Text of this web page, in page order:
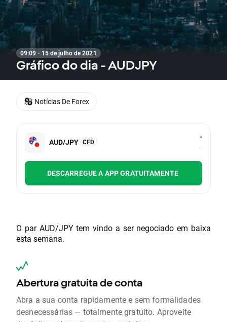
09:09 · 15 de julho de 2021
Gráfico do dia - AUDJPY
AUD/JPY CFD
-
-
DESCARREGUE A APP GRATUITAMENTE
O par AUD/JPY tem vindo a ser negociado em baixa
esta semana.
Abertura gratuita de conta
Abra a sua conta rapidamente e sem formalidades
desnecessárias — totalmente gratuito. Aproveite
Notícias De Forex